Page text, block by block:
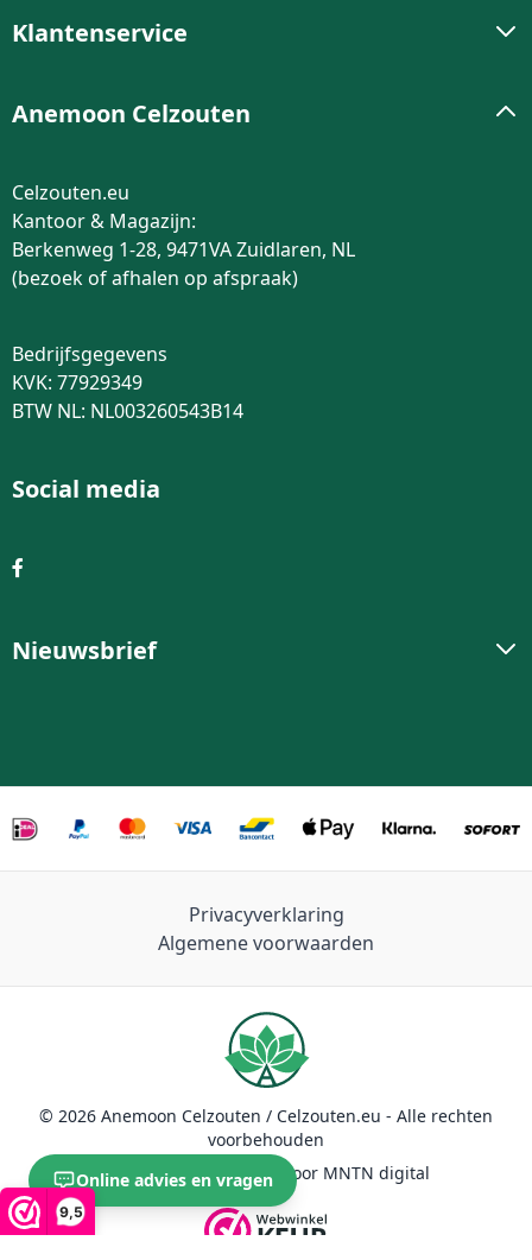
9,5
Online advies en vragen
Klantenservice
Anemoon Celzouten
Celzouten.eu
Kantoor & Magazijn:
Berkenweg 1-28, 9471VA Zuidlaren, NL
(bezoek of afhalen op afspraak)
Bedrijfsgegevens
KVK: 77929349
BTW NL: NL003260543B14
Social media
Nieuwsbrief
Privacyverklaring
Algemene voorwaarden
© 2026 Anemoon Celzouten / Celzouten.eu - Alle rechten
voorbehouden
Duurzaam ontwikkeld door MNTN digital